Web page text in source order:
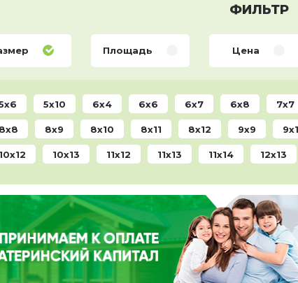
ФИЛЬТР
Площадь Цена
5x10 6x4 6x6 6x7 6x8 7x7
8x9 8x10 8x11 8x12 9x9
10x13 11x12 11x13 11x14 12x13